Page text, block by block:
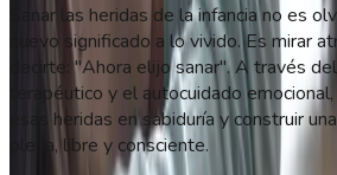
Sanar las heridas de la infancia no es
nuevo significado a lo vivido. Es mirar
decirte: "Ahora elijo sanar". A través
terapéutico y el autocuidado
esas heridas en sabiduría y construir
plena, libre y consciente.